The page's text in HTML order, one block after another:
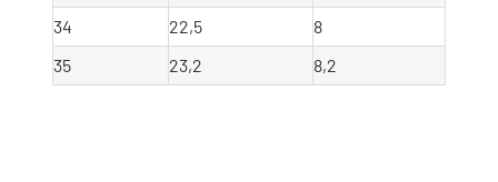
34
22,5
8
35
23,2 8,2